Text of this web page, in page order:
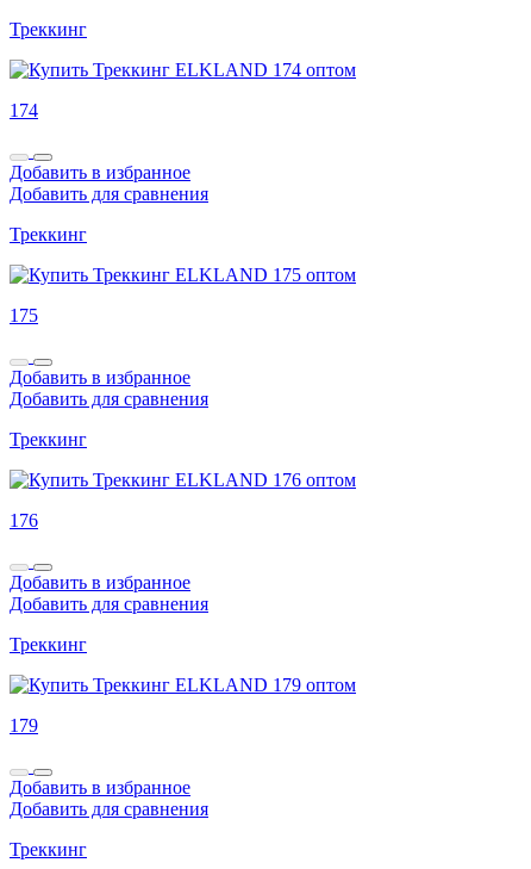
Треккинг
174
Добавить в избранное
Добавить для сравнения
Треккинг
175
Добавить в избранное
Добавить для сравнения
Треккинг
176
Добавить в избранное
Добавить для сравнения
Треккинг
179
Добавить в избранное
Добавить для сравнения
Треккинг